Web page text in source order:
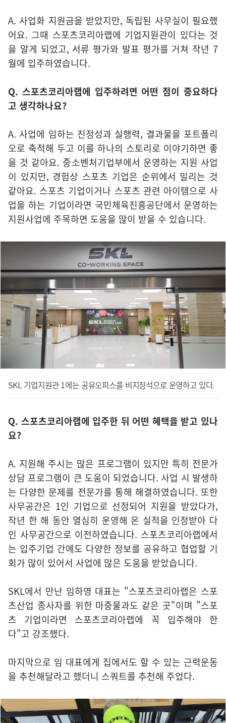
A. 사업화 지원금을 받았지만, 독립된 사무실이 필요했
어요. 그때 스포츠코리아랩에 기업지원관이 있다는 것
을 알게 되었고, 서류 평가와 발표 평가를 거쳐 작년 7
월에 입주하였습니다.
Q. 스포츠코리아랩에 입주하려면 어떤 점이 중요하다
고 생각하나요?
A. 사업에 임하는 진정성과 실행력, 결과물을 포트폴리
오로 축적해 두고 이를 하나의 스토리로 이야기하면 좋
을 것 같아요. 중소벤처기업부에서 운영하는 지원 사업
이 있지만, 경험상 스포츠 기업은 순위에서 밀리는 것
같아요. 스포츠 기업이거나 스포츠 관련 아이템으로 사
업을 하는 기업이라면 국민체육진흥공단에서 운영하는
지원사업에 주목하면 도움을 많이 받을 수 있습니다.
SKL 기업지원관 1에는 공유오피스를 비지정석으로 운영하고 있다.
Q. 스포츠코리아랩에 입주한 뒤 어떤 혜택을 받고 있나
요?
A. 지원해 주시는 많은 프로그램이 있지만 특히 전문가
상담 프로그램이 큰 도움이 되었습니다. 사업 시 발생하
는 다양한 문제를 전문가를 통해 해결하였습니다. 또한
사무공간은 1인 기업으로 선정되어 지원을 받았다가,
작년 한 해 동안 열심히 운영해 온 실적을 인정받아 다
인 사무공간으로 이전하였습니다. 스포츠코리아랩에서
는 입주기업 간에도 다양한 정보를 공유하고 협업할 기
회가 많이 있어서 사업에 많은 도움을 받았습니다.
SKL에서 만난 임하영 대표는 "스포츠코리아랩은 스포
츠산업 종사자를 위한 마중물과도 같은 곳"이며 "스포
츠 기업이라면 스포츠코리아랩에 꼭 입주해야 한
다"고 강조했다.
마지막으로 임 대표에게 집에서도 할 수 있는 근력운동
을 추천해달라고 했더니 스쿼트를 추천해 주었다.